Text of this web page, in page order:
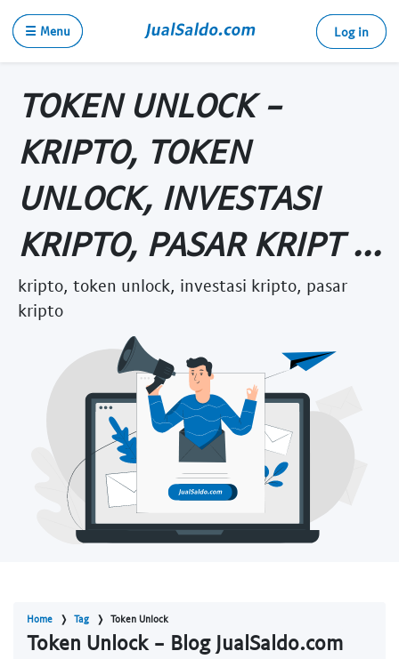
☰ Menu Log in
TOKEN UNLOCK -
KRIPTO, TOKEN
UNLOCK, INVESTASI
KRIPTO, PASAR KRIPT ...
kripto, token unlock, investasi kripto, pasar
kripto
Home Tag Token Unlock
Token Unlock - Blog JualSaldo.com